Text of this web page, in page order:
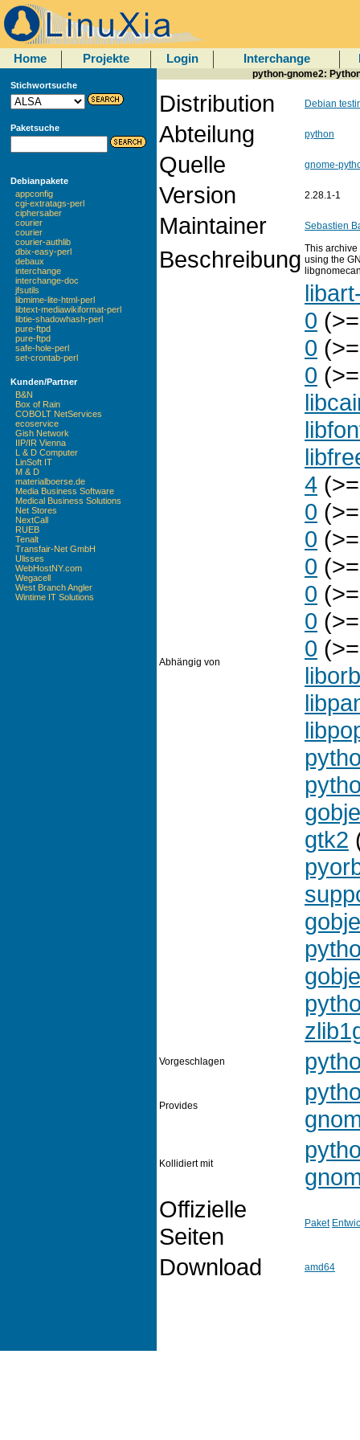
Home Projekte Login Interchange
Stichwortsuche
Paketsuche
Debianpakete
appconfig
cgi-extratags-perl
ciphersaber
courier
courier
courier-authlib
dbix-easy-perl
debaux
interchange
interchange-doc
jfsutils
libmime-lite-html-perl
libtext-mediawikiformat-perl
libtie-shadowhash-perl
pure-ftpd
pure-ftpd
safe-hole-perl
set-crontab-perl
Kunden/Partner
B&N
Box of Rain
COBOLT NetServices
ecoservice
Gish Network
IIP/IR Vienna
L & D Computer
LinSoft IT
M & D
materialboerse.de
Media Business Software
Medical Business Solutions
Net Stores
NextCall
RUEB
Tenalt
Transfair-Net GmbH
Ulisses
WebHostNY.com
Wegacell
West Branch Angler
Wintime IT Solutions
python-gnome2:
Distribution Debian
Abteilung python
Quelle gnome-
Version 2.28.1-1
Maintainer Sebastien
Beschreibung This
using the
Abhängig von
0
0
0
4
0
0
0
0
0
0
gtk2
Vorgeschlagen
Provides
Kollidiert mit
Offizielle
Seiten
Paket
Download amd64